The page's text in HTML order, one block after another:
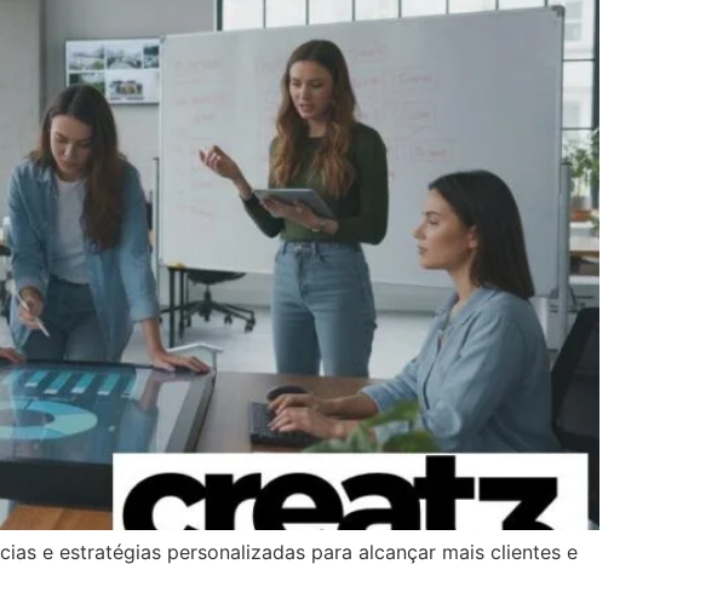
e estratégias personalizadas para alcançar mais clientes e